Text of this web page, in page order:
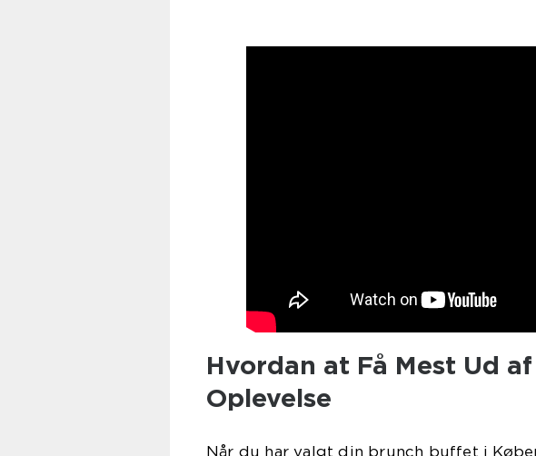
Hvordan at Få Mest Ud
Oplevelse
Når du har valgt din brunch buffet i